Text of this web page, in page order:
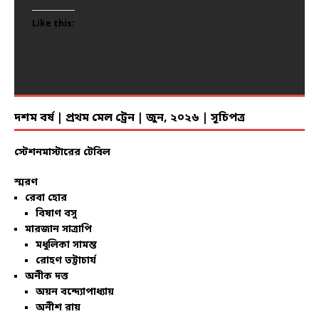
Like this:
Like this:
Like this:
Like this:
Like this:
Like this:
Like this:
Like this:
Like this:
Like this:
Like this:
Like this:
Like this:
Like this:
Like this:
Like this:
Like this:
Like this:
Like this:
Like this:
দশম বর্ষ | প্রথম মেল ট্রেন | জুন, ২০২৬ | সূচিপত্র
স্টেশনমাস্টারের টেবিল
স্মরণ
রেবা হোর
বিষাণ বসু
মারজান সাত্রাপি
মধুলিকা সামন্ত
রোহণ ভট্টাচার্য
অনীক দত্ত
অয়ন বন্দ্যোপাধ্যায়
অনীশ রায়